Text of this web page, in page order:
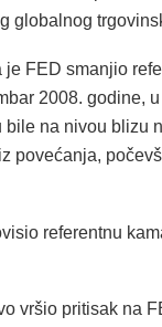
globalnog
je FED smanjio
2008. godine,
bile na nivou blizu
povećanja,
referentnu
vršio pritisak na